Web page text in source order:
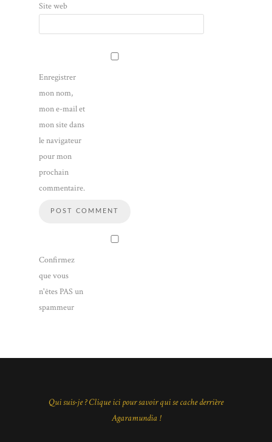
Site web
Enregistrer
mon nom,
mon e-mail et
mon site dans
le navigateur
pour mon
prochain
commentaire.
Confirmez
que vous
n'êtes PAS un
spammeur
Qui suis-je ? Clique ici pour savoir qui se cache derrière
Agaramundia !